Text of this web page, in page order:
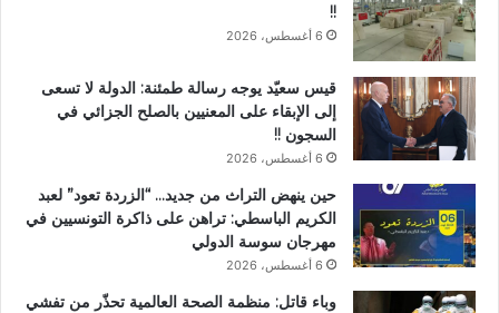
!!
6 أغسطس، 2026
قيس سعيّد يوجه رسالة طمئنة: الدولة لا تسعى
إلى الإبقاء على المعنيين بالصلح الجزائي في
السجون !!
6 أغسطس، 2026
حين ينهض التراث من جديد… “الزردة تعود” لعبد
الكريم الباسطي: تراهن على ذاكرة التونسيين في
مهرجان سوسة الدولي
6 أغسطس، 2026
وباء قاتل: منظمة الصحة العالمية تحذّر من تفشي